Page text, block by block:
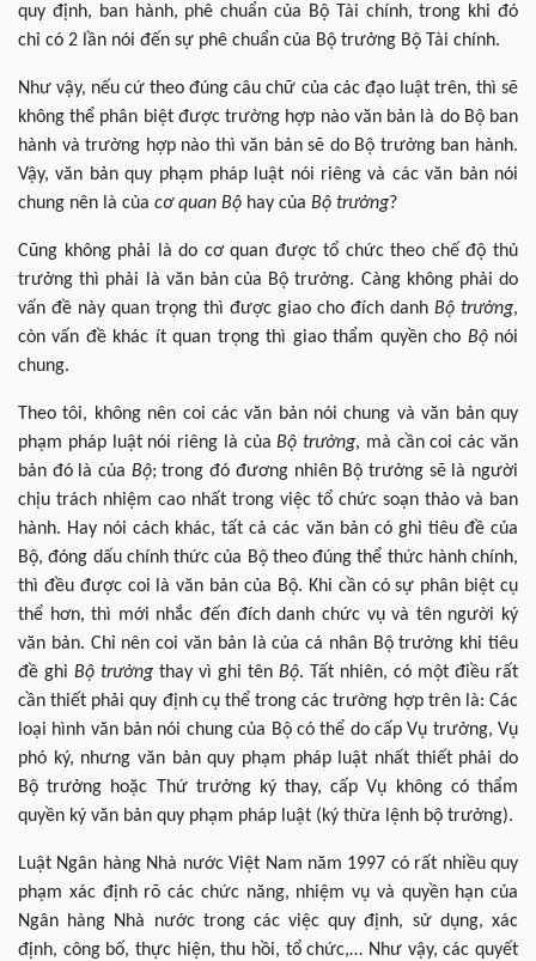
quy định, ban hành, phê chuẩn của Bộ Tài chính, trong khi đó
chỉ có 2 lần nói đến sự phê chuẩn của Bộ trưởng Bộ Tài chính.
Như vậy, nếu cứ theo đúng câu chữ của các đạo luật trên, thì sẽ
không thể phân biệt được trường hợp nào văn bản là do Bộ ban
hành và trường hợp nào thì văn bản sẽ do Bộ trưởng ban hành.
Vậy, văn bản quy phạm pháp luật nói riêng và các văn bản nói
chung nên là của cơ quan Bộ hay của Bộ trưởng?
Cũng không phải là do cơ quan được tổ chức theo chế độ thủ
trưởng thì phải là văn bản của Bộ trưởng. Càng không phải do
vấn đề này quan trọng thì được giao cho đích danh Bộ trưởng,
còn vấn đề khác ít quan trọng thì giao thẩm quyền cho Bộnói
chung.
Theo tôi, không nên coi các văn bản nói chung và văn bản quy
phạm pháp luật nói riêng là củaBộ trưởng, mà cần coi các văn
bản đó là của Bộ; trong đó đương nhiên Bộ trưởng sẽ là người
chịu trách nhiệm cao nhất trong việc tổ chức soạn thảo và ban
hành. Hay nói cách khác, tất cả các văn bản có ghi tiêu đề của
Bộ, đóng dấu chính thức của Bộ theo đúng thể thức hành chính,
thì đều được coi là văn bản của Bộ. Khi cần có sự phân biệt cụ
thể hơn, thì mới nhắc đến đích danh chức vụ và tên người ký
văn bản. Chỉ nên coi văn bản là của cá nhân Bộ trưởng khi tiêu
đề ghi Bộ trưởng thay vì ghi tên Bộ. Tất nhiên, có một điều rất
cần thiết phải quy định cụ thể trong các trường hợp trên là: Các
loại hình văn bản nói chung của Bộ có thể do cấp Vụ trưởng, Vụ
phó ký, nhưng văn bản quy phạm pháp luật nhất thiết phải do
Bộ trưởng hoặc Thứ trưởng ký thay, cấp Vụ không có thẩm
quyền ký văn bản quy phạm pháp luật (ký thừa lệnh bộ trưởng).
Luật Ngân hàng Nhà nước Việt Nam năm 1997 có rất nhiều quy
phạm xác định rõ các chức năng, nhiệm vụ và quyền hạn của
Ngân hàng Nhà nước trong các việc quy định, sử dụng, xác
định, công bố, thực hiện, thu hồi, tổ chức,… Như vậy, các quyết